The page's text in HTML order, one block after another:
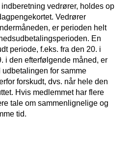
vedrører, holdes op
Vedrører
er perioden helt
En
periode, f.eks. fra den 20. i
i den efterfølgende måned, er
for samme
forskudt, dvs. når hele den
Hvis medlemmet har flere
tale om sammenlignelige og
tid.